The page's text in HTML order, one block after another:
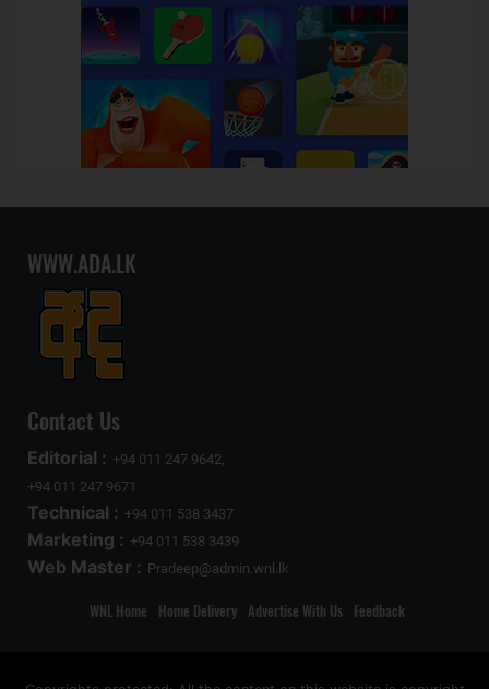
WWW.ADA.LK
Contact Us
Editorial : +94 011 247 9642,
+94 011 247 9671
Technical : +94 011 538 3437
Marketing : +94 011 538 3439
Web Master : Pradeep@admin.wnl.lk
WNL Home Home Delivery Advertise With Us Feedback